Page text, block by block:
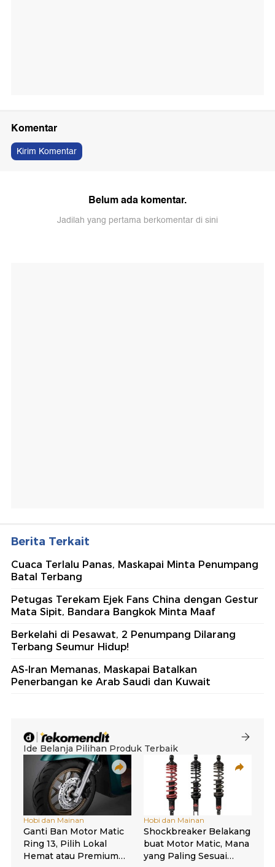
Komentar
Kirim Komentar
Belum ada komentar.
Jadilah yang pertama berkomentar di sini
Berita Terkait
Cuaca Terlalu Panas, Maskapai Minta Penumpang
Batal Terbang
Petugas Terekam Ejek Fans China dengan Gestur
Mata Sipit, Bandara Bangkok Minta Maaf
Berkelahi di Pesawat, 2 Penumpang Dilarang
Terbang Seumur Hidup!
AS-Iran Memanas, Maskapai Batalkan
Penerbangan ke Arab Saudi dan Kuwait